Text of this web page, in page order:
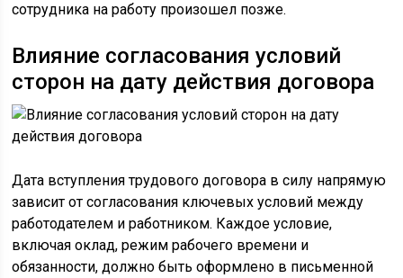
сотрудника на работу произошел позже.
Влияние согласования условий
сторон на дату действия договора
Дата вступления трудового договора в силу напрямую
зависит от согласования ключевых условий между
работодателем и работником. Каждое условие,
включая оклад, режим рабочего времени и
обязанности, должно быть оформлено в письменной